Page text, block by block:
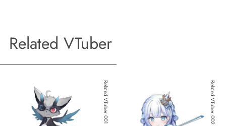
Related VTuber
Related VTuber 001 Related VTuber 002